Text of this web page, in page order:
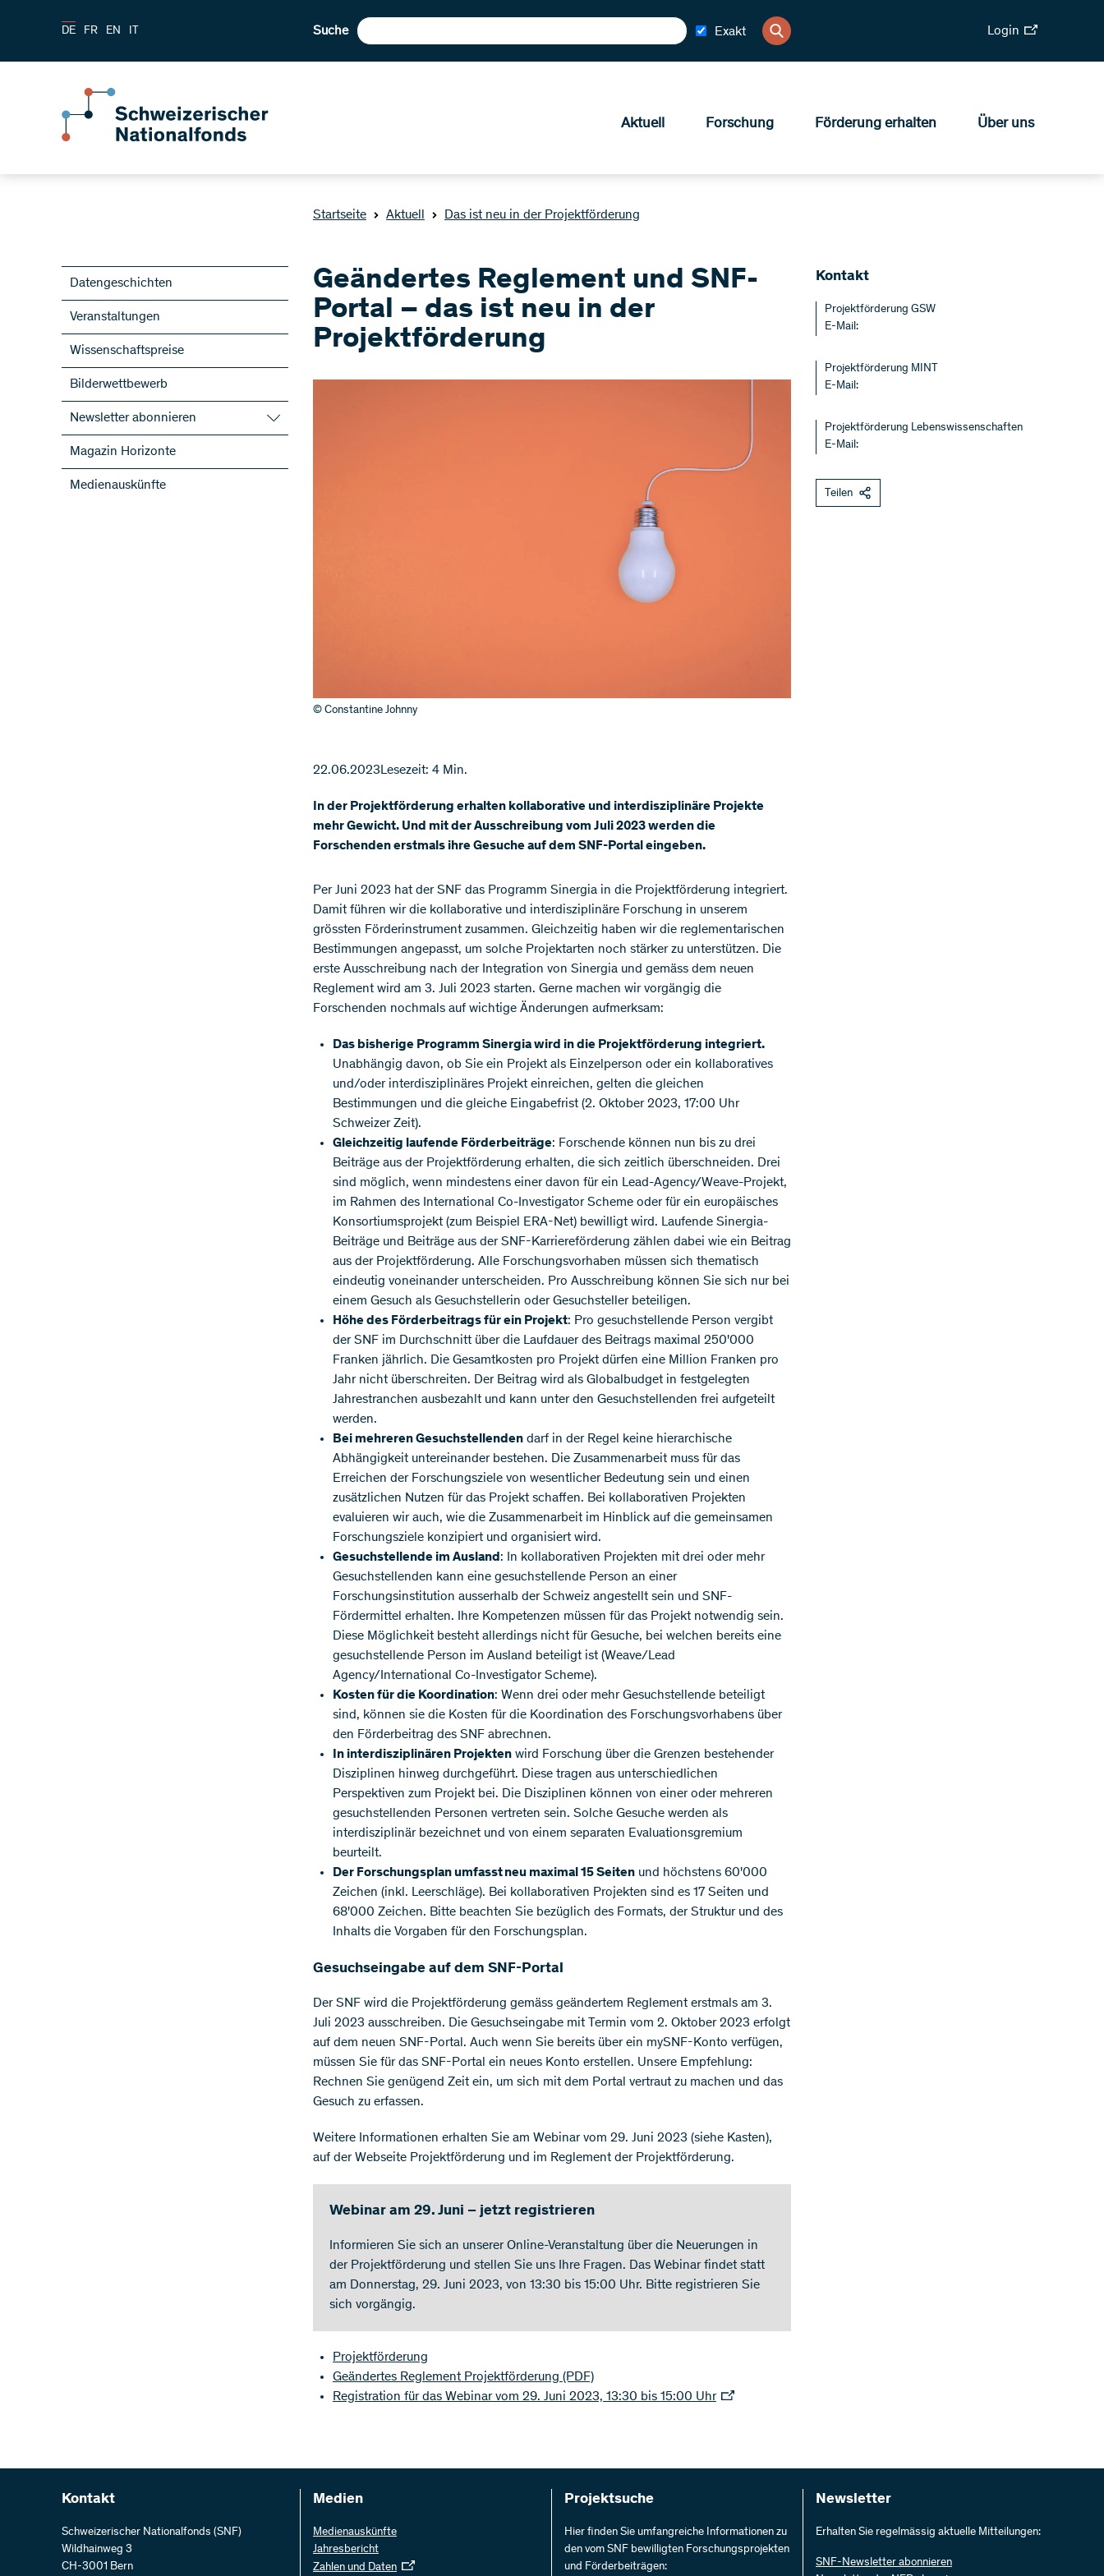
DE FR EN IT Suche Exakt Login
Aktuell Forschung Förderung erhalten Über uns
Startseite Aktuell Das ist neu in der Projektförderung
Datengeschichten
Veranstaltungen
Wissenschaftspreise
Bilderwettbewerb
Newsletter abonnieren
SNF-Newsletter abonnieren
Newsletter der NFP abonnieren
ScienceGeist
Magazin Horizonte
Medienauskünfte
Geändertes Reglement und SNF-
Portal – das ist neu in der
Projektförderung
© Constantine Johnny
22.06.2023Lesezeit: 4 Min.
In der Projektförderung erhalten kollaborative und interdisziplinäre Projekte
mehr Gewicht. Und mit der Ausschreibung vom Juli 2023 werden die
Forschenden erstmals ihre Gesuche auf dem SNF-Portal eingeben.
Per Juni 2023 hat der SNF das Programm Sinergia in die Projektförderung integriert.
Damit führen wir die kollaborative und interdisziplinäre Forschung in unserem
grössten Förderinstrument zusammen. Gleichzeitig haben wir die reglementarischen
Bestimmungen angepasst, um solche Projektarten noch stärker zu unterstützen. Die
erste Ausschreibung nach der Integration von Sinergia und gemäss dem neuen
Reglement wird am 3. Juli 2023 starten. Gerne machen wir vorgängig die
Forschenden nochmals auf wichtige Änderungen aufmerksam:
Das bisherige Programm Sinergia wird in die Projektförderung integriert.
Unabhängig davon, ob Sie ein Projekt als Einzelperson oder ein kollaboratives
und/oder interdisziplinäres Projekt einreichen, gelten die gleichen
Bestimmungen und die gleiche Eingabefrist (2. Oktober 2023, 17:00 Uhr
Schweizer Zeit).
Gleichzeitig laufende Förderbeiträge: Forschende können nun bis zu drei
Beiträge aus der Projektförderung erhalten, die sich zeitlich überschneiden. Drei
sind möglich, wenn mindestens einer davon für ein Lead-Agency/Weave-Projekt,
im Rahmen des International Co-Investigator Scheme oder für ein europäisches
Konsortiumsprojekt (zum Beispiel ERA-Net) bewilligt wird. Laufende Sinergia-
Beiträge und Beiträge aus der SNF-Karriereförderung zählen dabei wie ein Beitrag
aus der Projektförderung. Alle Forschungsvorhaben müssen sich thematisch
eindeutig voneinander unterscheiden. Pro Ausschreibung können Sie sich nur bei
einem Gesuch als Gesuchstellerin oder Gesuchsteller beteiligen.
Höhe des Förderbeitrags für ein Projekt: Pro gesuchstellende Person vergibt
der SNF im Durchschnitt über die Laufdauer des Beitrags maximal 250'000
Franken jährlich. Die Gesamtkosten pro Projekt dürfen eine Million Franken pro
Jahr nicht überschreiten. Der Beitrag wird als Globalbudget in festgelegten
Jahrestranchen ausbezahlt und kann unter den Gesuchstellenden frei aufgeteilt
werden.
Bei mehreren Gesuchstellenden darf in der Regel keine hierarchische
Abhängigkeit untereinander bestehen. Die Zusammenarbeit muss für das
Erreichen der Forschungsziele von wesentlicher Bedeutung sein und einen
zusätzlichen Nutzen für das Projekt schaffen. Bei kollaborativen Projekten
evaluieren wir auch, wie die Zusammenarbeit im Hinblick auf die gemeinsamen
Forschungsziele konzipiert und organisiert wird.
Gesuchstellende im Ausland : In kollaborativen Projekten mit drei oder mehr
Gesuchstellenden kann eine gesuchstellende Person an einer
Forschungsinstitution ausserhalb der Schweiz angestellt sein und SNF-
Fördermittel erhalten. Ihre Kompetenzen müssen für das Projekt notwendig sein.
Diese Möglichkeit besteht allerdings nicht für Gesuche, bei welchen bereits eine
gesuchstellende Person im Ausland beteiligt ist (Weave/Lead
Agency/International Co-Investigator Scheme).
Kosten für die Koordination: Wenn drei oder mehr Gesuchstellende beteiligt
sind, können sie die Kosten für die Koordination des Forschungsvorhabens über
den Förderbeitrag des SNF abrechnen.
In interdisziplinären Projekten wird Forschung über die Grenzen bestehender
Disziplinen hinweg durchgeführt. Diese tragen aus unterschiedlichen
Perspektiven zum Projekt bei. Die Disziplinen können von einer oder mehreren
gesuchstellenden Personen vertreten sein. Solche Gesuche werden als
interdisziplinär bezeichnet und von einem separaten Evaluationsgremium
beurteilt.
Der Forschungsplan umfasst neu maximal 15 Seiten und höchstens 60'000
Zeichen (inkl. Leerschläge). Bei kollaborativen Projekten sind es 17 Seiten und
68'000 Zeichen. Bitte beachten Sie bezüglich des Formats, der Struktur und des
Inhalts die Vorgaben für den Forschungsplan.
Gesuchseingabe auf dem SNF-Portal
Der SNF wird die Projektförderung gemäss geändertem Reglement erstmals am 3.
Juli 2023 ausschreiben. Die Gesuchseingabe mit Termin vom 2. Oktober 2023 erfolgt
auf dem neuen SNF-Portal. Auch wenn Sie bereits über ein mySNF-Konto verfügen,
müssen Sie für das SNF-Portal ein neues Konto erstellen. Unsere Empfehlung:
Rechnen Sie genügend Zeit ein, um sich mit dem Portal vertraut zu machen und das
Gesuch zu erfassen.
Weitere Informationen erhalten Sie am Webinar vom 29. Juni 2023 (siehe Kasten),
auf der Webseite Projektförderung und im Reglement der Projektförderung.
Webinar am 29. Juni – jetzt registrieren
Informieren Sie sich an unserer Online-Veranstaltung über die Neuerungen in
der Projektförderung und stellen Sie uns Ihre Fragen. Das Webinar findet statt
am Donnerstag, 29. Juni 2023, von 13:30 bis 15:00 Uhr. Bitte registrieren Sie
sich vorgängig.
Projektförderung
Geändertes Reglement Projektförderung (PDF)
Registration für das Webinar vom 29. Juni 2023, 13:30 bis 15:00 Uhr
Kontakt
Projektförderung GSW
E-Mail:
Projektförderung MINT
E-Mail:
Projektförderung Lebenswissenschaften
E-Mail:
Teilen
Kontakt
Schweizerischer Nationalfonds (SNF)
Wildhainweg 3
CH-3001 Bern
Medien
Medienauskünfte
Jahresbericht
Zahlen und Daten
Projektsuche
Hier finden Sie umfangreiche Informationen zu
den vom SNF bewilligten Forschungsprojekten
und Förderbeiträgen:
Newsletter
Erhalten Sie regelmässig aktuelle Mitteilungen:
SNF-Newsletter abonnieren